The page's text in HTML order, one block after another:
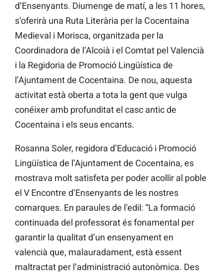
d’Ensenyants. Diumenge de matí, a les 11 hores,
s’oferirà una Ruta Literària per la Cocentaina
Medieval i Morisca, organitzada per la
Coordinadora de l’Alcoià i el Comtat pel Valencià
i la Regidoria de Promoció Lingüística de
l’Ajuntament de Cocentaina. De nou, aquesta
activitat està oberta a tota la gent que vulga
conéixer amb profunditat el casc antic de
Cocentaina i els seus encants.
Rosanna Soler, regidora d’Educació i Promoció
Lingüística de l’Ajuntament de Cocentaina, es
mostrava molt satisfeta per poder acollir al poble
el V Encontre d’Ensenyants de les nostres
comarques. En paraules de l’edil: “La formació
continuada del professorat és fonamental per
garantir la qualitat d’un ensenyament en
valencià que, malauradament, està essent
maltractat per l’administració autonòmica. Des